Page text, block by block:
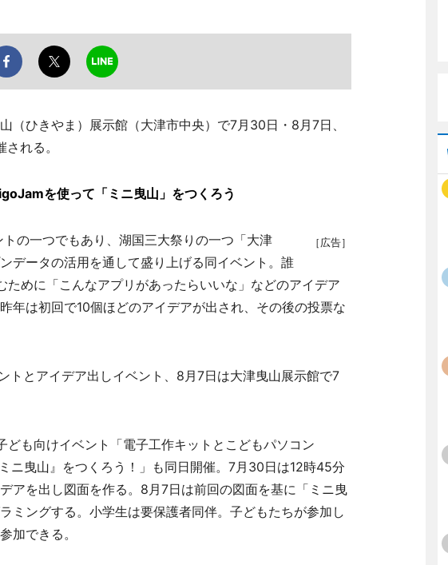
ひきやま）展示館（大津市中央）で7月30日・8月7日、
れる。
を使って「ミニ曳山」をつくろう
［広告］
の一つでもあり、湖国三大祭りの一つ「大津
データの活用を通して盛り上げる同イベント。誰
めに「こんなアプリがあったらいいな」などのアイデア
年は初回で10個ほどのアイデアが出され、その後の投票な
とアイデア出しイベント、8月7日は大津曳山展示館で7
も向けイベント「電子工作キットとこどもパソコン
ニ曳山』をつくろう！」も同日開催。7月30日は12時45分
アを出し図面を作る。8月7日は前回の図面を基に「ミニ曳
ミングする。小学生は要保護者同伴。子どもたちが参加し
加できる。